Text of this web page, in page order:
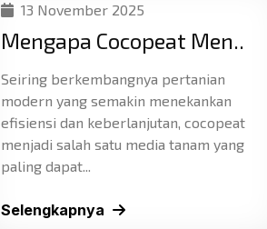
13 November 2025
Mengapa Cocopeat Men..
Seiring berkembangnya pertanian
modern yang semakin menekankan
efisiensi dan keberlanjutan, cocopeat
menjadi salah satu media tanam yang
paling dapat...
Selengkapnya